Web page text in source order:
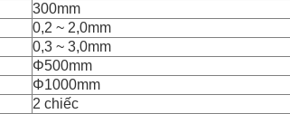
300mm
0,2 ~ 2,0mm
0,3 ~ 3,0mm
Φ500mm
Φ1000mm
2 chiếc